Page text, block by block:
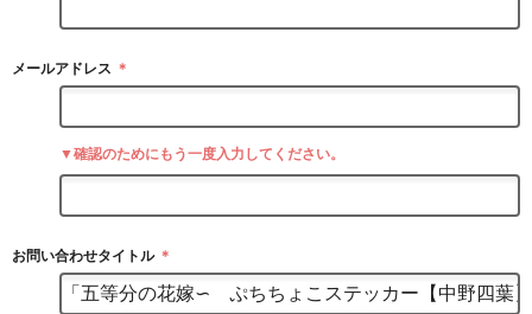
メールアドレス ＊
▼確認のためにもう一度入力してください。
お問い合わせタイトル ＊